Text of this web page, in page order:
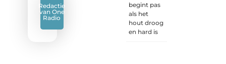
Redactie
van One
Radio
begint pas
als het
hout droog
en hard is